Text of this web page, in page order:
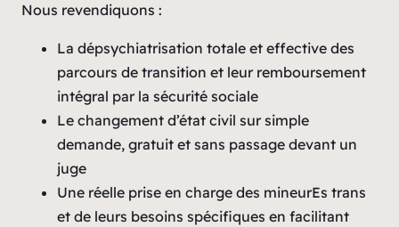
Nous revendiquons :
La dépsychiatrisation totale et effective des
parcours de transition et leur remboursement
intégral par la sécurité sociale
Le changement d’état civil sur simple
demande, gratuit et sans passage devant un
juge
Une réelle prise en charge des mineurEs trans
et de leurs besoins spécifiques en facilitant